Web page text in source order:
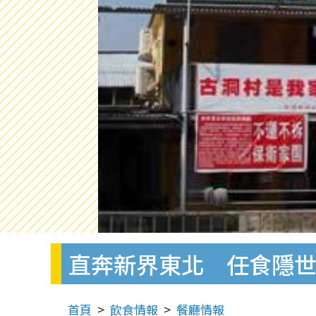
直奔新界東北 任食隱
首頁 飲食情報 餐廳情報